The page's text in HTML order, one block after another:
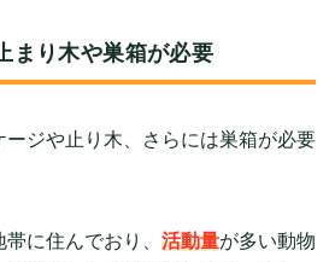
まり木や巣箱が必要
ージや止り木、さらには巣箱が必要
に住んでおり、 活動量が多い動物